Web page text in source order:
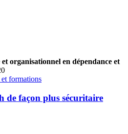
organisationnel en dépendance et
formations
de façon plus sécuritaire